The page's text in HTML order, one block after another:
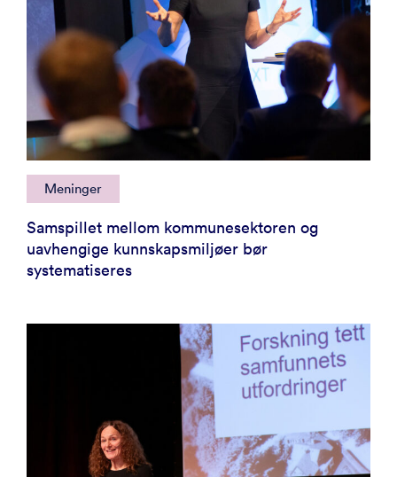
Meninger
Samspillet mellom kommunesektoren og
uavhengige kunnskapsmiljøer bør
systematiseres